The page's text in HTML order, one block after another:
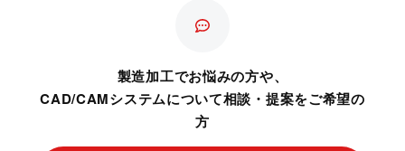
製造加工でお悩みの方や、
CAD/CAMシステムについて相談・提案をご希望の
方